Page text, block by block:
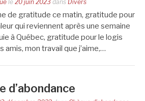
le 20 juin 2023 dans Divers
de gratitude ce matin, gratitude pour
qui reviennent après une semaine
à Québec, gratitude pour le logis
amis, mon travail que j’aime,…
d’abondance